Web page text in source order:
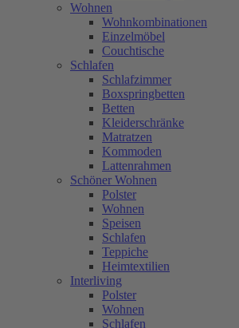
Wohnen
Wohnkombinationen
Einzelmöbel
Couchtische
Schlafen
Schlafzimmer
Boxspringbetten
Betten
Kleiderschränke
Matratzen
Kommoden
Lattenrahmen
Schöner Wohnen
Polster
Wohnen
Speisen
Schlafen
Teppiche
Heimtextilien
Interliving
Polster
Wohnen
Schlafen